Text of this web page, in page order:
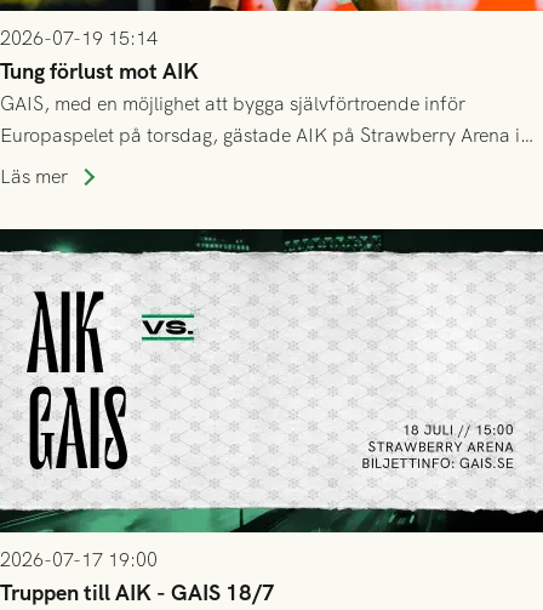
2026-07-19 15:14
Tung förlust mot AIK
GAIS, med en möjlighet att bygga självförtroende inför
Europaspelet på torsdag, gästade AIK på Strawberry Arena i
Stockholm . Men trots konstant hotande i första halvlek av
lyckades få in 2-0.
Läs mer
2026-07-17 19:00
Truppen till AIK - GAIS 18/7